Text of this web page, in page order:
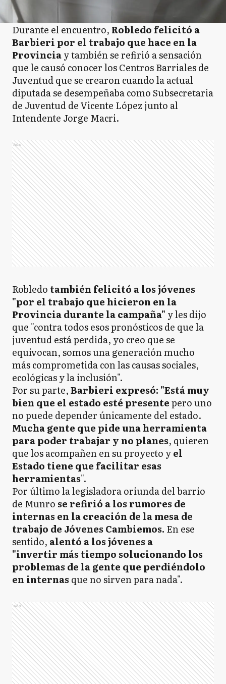
Durante el encuentro, Robledo felicitó a
Barbieri por el trabajo que hace en la
Provinciay también se refirió a sensación
que le causó conocer los Centros Barriales de
Juventud que se crearon cuando la actual
diputada se desempeñaba como Subsecretaria
de Juventud de Vicente López junto al
Intendente Jorge Macri.
Ads
Robledo también felicitó a los jóvenes
"por el trabajo que hicieron en la
Provincia durante la campaña" y les dijo
que "contra todos esos pronósticos de que la
juventud está perdida, yo creo que se
equivocan, somos una generación mucho
más comprometida con las causas sociales,
ecológicas y la inclusión".
Por su parte,Barbieri expresó: "Está muy
bien que el estado esté presentepero uno
no puede depender únicamente del estado.
Mucha gente que pide una herramienta
para poder trabajar y no planes, quieren
que los acompañen en su proyecto yel
Estado tiene que facilitar esas
herramientas".
Por último la legisladora oriunda del barrio
de Munro se refirió a los rumores de
internas en la creación de la mesa de
trabajo de Jóvenes Cambiemos. En ese
sentido, alentó a los jóvenes a
"invertir más tiempo solucionando los
problemas de la gente que perdiéndolo
en internas que no sirven para nada".
Ads